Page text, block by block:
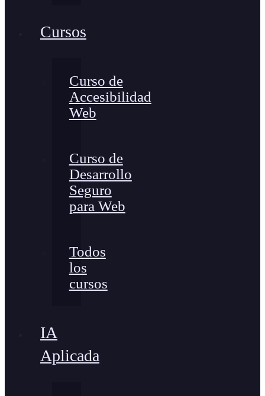
Cursos
Curso de
Accesibilidad
Web
Curso de
Desarrollo
Seguro
para Web
Todos
los
cursos
IA
Aplicada